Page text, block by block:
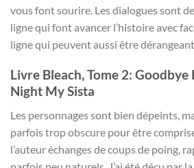
vous font sourire. Les dialogues sont
ligne qui font avancer l’histoire avec
ligne qui peuvent aussi être
Livre Bleach, Tome 2: Goodbye
Night My Sista
Les personnages sont bien dépeints,
parfois trop obscure pour être
l’auteur échanges de coups de poing,